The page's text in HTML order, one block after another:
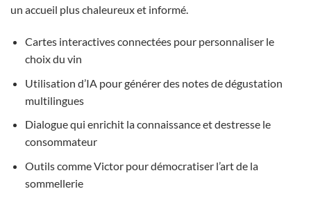
un accueil plus chaleureux et informé.
Cartes interactives connectées pour personnaliser le
choix du vin
Utilisation d’IA pour générer des notes de dégustation
multilingues
Dialogue qui enrichit la connaissance et destresse le
consommateur
Outils comme Victor pour démocratiser l’art de la
sommellerie